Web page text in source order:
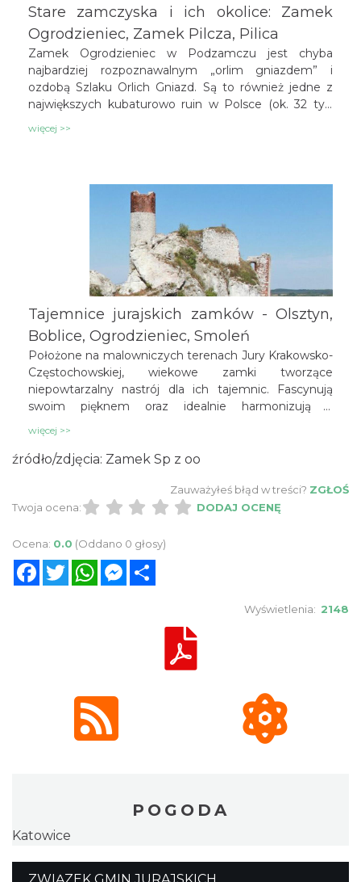
Stare zamczyska i ich okolice: Zamek
Ogrodzieniec, Zamek Pilcza, Pilica
Zamek Ogrodzieniec w Podzamczu jest chyba
najbardziej rozpoznawalnym „orlim gniazdem” i
ozdobą Szlaku Orlich Gniazd. Są to również jedne z
największych kubaturowo ruin w Polsce (ok. 32 tys.
weekendy, pojawiają się w okolicy ruin tłumy turystów,
więcej >>
Tajemnice jurajskich zamków - Olsztyn,
Boblice, Ogrodzieniec, Smoleń
Położone na malowniczych terenach Jury Krakowsko-
Częstochowskiej, wiekowe zamki tworzące
niepowtarzalny nastrój dla ich tajemnic. Fascynują
swoim pięknem oraz idealnie harmonizują z
władców, rycerzy są największą turystyczną ziemi
jurajskiej. Większość z nich to królewskie warownie
to obronne rezydencje szlacheckie, jak np. Korzkiew,
Tęczyn, Smoleń, Mirów, czy biskupie, jak Lipowiec, czy
więcej >>
źródło/zdjęcia: Zamek Sp z oo
Zauważyłeś błąd w treści? ZGŁOŚ
Twoja ocena:
DODAJ OCENĘ
Ocena: 0.0 (Oddano 0 głosy)
FacebookTwitterWhatsAppMessenger
Wyświetlenia: 2148
POGODA
Katowice